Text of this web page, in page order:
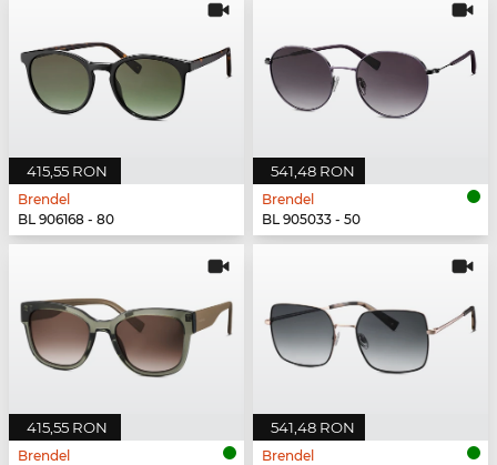
415,55 RON
Brendel
BL 906168 - 80
541,48 RON
Brendel
BL 905033 - 50
415,55 RON
Brendel
541,48 RON
Brendel